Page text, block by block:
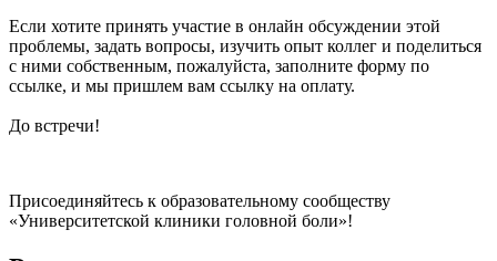
Если хотите принять участие в онлайн обсуждении этой
проблемы, задать вопросы, изучить опыт коллег и поделиться
с ними собственным, пожалуйста, заполните форму по
ссылке, и мы пришлем вам ссылку на оплату.
До встречи!
Присоединяйтесь к образовательному сообществу
«Университетской клиники головной боли»!